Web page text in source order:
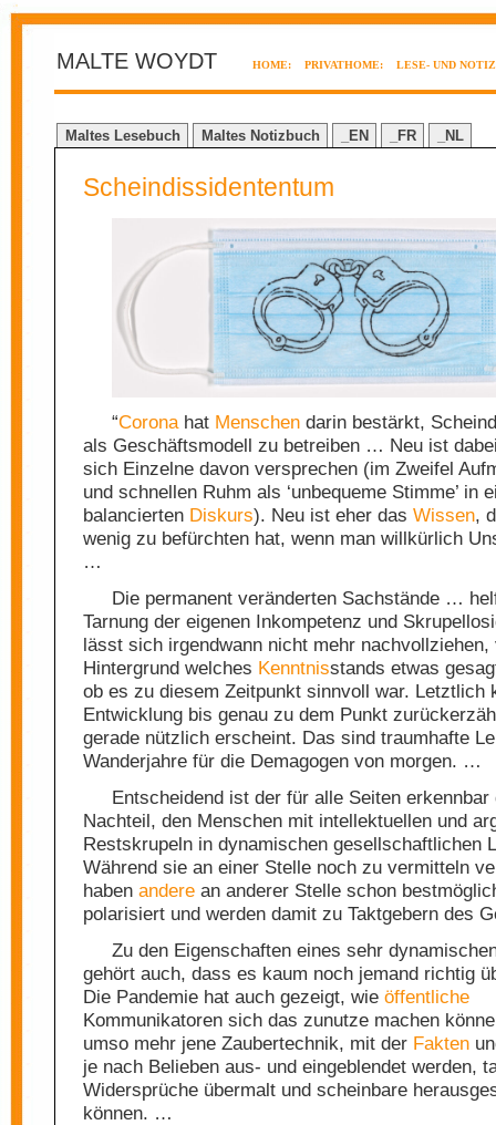
MALTE WOYDT HOME: PRIVATHOME: LESE- UND
Maltes Lesebuch Maltes Notizbuch _EN _FR _NL
Scheindissidententum
“Corona hat Menschen darin bestärkt,
als Geschäftsmodell zu betreiben … Neu ist
sich Einzelne davon versprechen (im Zweifel
und schnellen Ruhm als ‘unbequeme Stimme’ in
balancierten Diskurs). Neu ist eher das Wissen,
wenig zu befürchten hat, wenn man willkürlich
…
Die permanent veränderten Sachstände …
Tarnung der eigenen Inkompetenz und
lässt sich irgendwann nicht mehr nachvollziehen,
Hintergrund welches Kenntnisstands etwas
ob es zu diesem Zeitpunkt sinnvoll war. Letztlich
Entwicklung bis genau zu dem Punkt
gerade nützlich erscheint. Das sind traumhafte
Wanderjahre für die Demagogen von morgen. …
Entscheidend ist der für alle Seiten erkennbar
Nachteil, den Menschen mit intellektuellen und
Restskrupeln in dynamischen gesellschaftlichen
Während sie an einer Stelle noch zu vermitteln
haben andere an anderer Stelle schon
polarisiert und werden damit zu Taktgebern des
Zu den Eigenschaften eines sehr
gehört auch, dass es kaum noch jemand richtig
Die Pandemie hat auch gezeigt, wie öffentliche
Kommunikatoren sich das zunutze machen
umso mehr jene Zaubertechnik, mit der Fakten
je nach Belieben aus- und eingeblendet werden,
Widersprüche übermalt und scheinbare
können. …